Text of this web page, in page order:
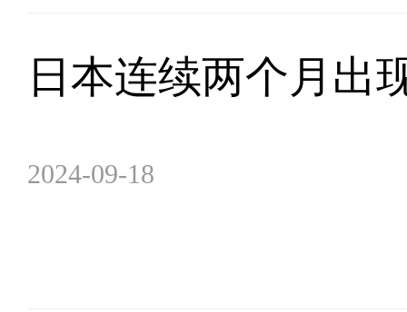
日本连续两个月出
2024-09-18